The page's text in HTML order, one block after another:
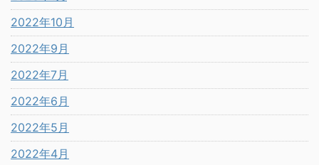
2022年10月
2022年9月
2022年7月
2022年6月
2022年5月
2022年4月